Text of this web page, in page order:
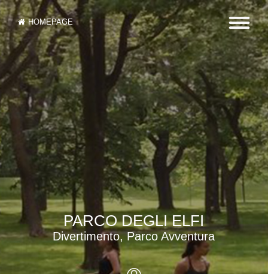
HOMEPAGE
PARCO DEGLI ELFI
Divertimento, Parco Avventura